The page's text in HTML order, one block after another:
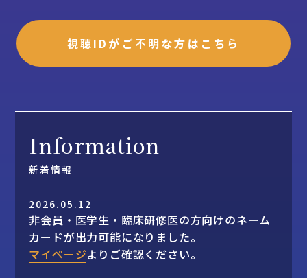
視聴IDがご不明な方はこちら
Information
新着情報
2026.05.12
非会員・医学生・臨床研修医の方向けのネーム
カードが出力可能になりました。
マイページよりご確認ください。